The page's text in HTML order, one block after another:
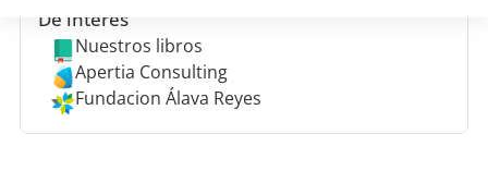
De interés
Nuestros libros
Apertia Consulting
Fundacion Álava Reyes